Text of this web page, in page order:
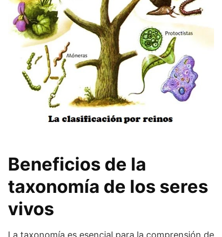
Beneficios de la
taxonomía de los seres
vivos
La taxonomía es esencial para la comprensión de